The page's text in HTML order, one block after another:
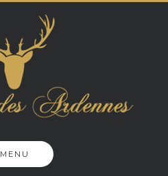
MENU